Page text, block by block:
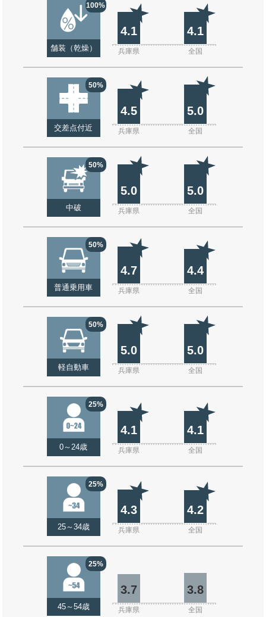
100%
舗装（乾燥）
4.1 4.1
兵庫県 全国
50%
交差点付近
4.5 5.0
兵庫県 全国
50%
中破
5.0 5.0
兵庫県 全国
50%
普通乗用車
4.7 4.4
兵庫県 全国
50%
軽自動車
5.0 5.0
兵庫県 全国
25%
0～24歳
4.1 4.1
兵庫県 全国
25%
25～34歳
4.3 4.2
兵庫県 全国
25%
45～54歳
3.7 3.8
兵庫県 全国